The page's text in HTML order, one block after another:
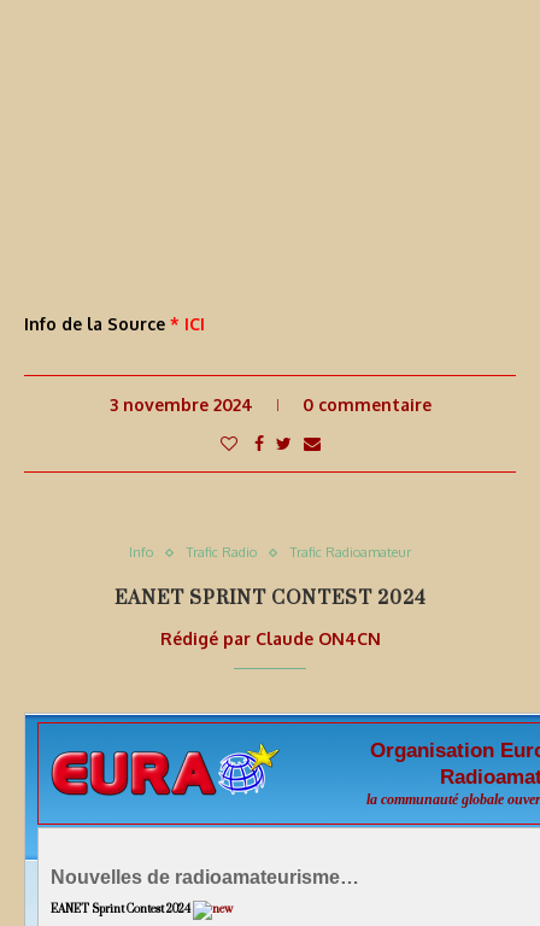
Info de la Source * ICI
3 novembre 2024 0 commentaire
Info Trafic Radio Trafic Radioamateur
EANET SPRINT CONTEST 2024
Rédigé par Claude ON4CN
Organisation
la communauté globale
Nouvelles de radioamateurisme…
EANET Sprint Contest 2024